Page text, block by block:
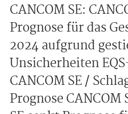
CANCOM SE:
Prognose für das
2024 aufgrund
Unsicherheiten
CANCOM SE /
Prognose CANCOM